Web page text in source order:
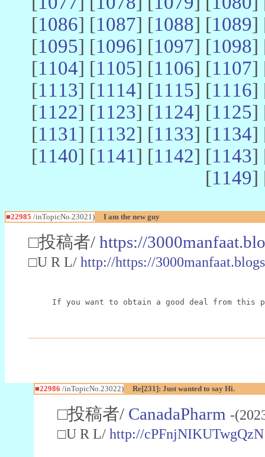
[1086] [1087] [1088] [1089]
[1095] [1096] [1097] [1098]
[1104] [1105] [1106] [1107]
[1113] [1114] [1115] [1116]
[1122] [1123] [1124] [1125]
[1131] [1132] [1133] [1134]
[1140] [1141] [1142] [1143]
[1149]
■22985 /inTopicNo.23021) I am the new guy
□投稿者/ https://
□U R L/ http://https://
If you want to obtain a good deal from this
■22986 /inTopicNo.23022) Re[231]: Just wanted to say Hi.
□投稿者/ CanadaPharm -
□U R L/ http://cPFnjNIKUTwgQzN